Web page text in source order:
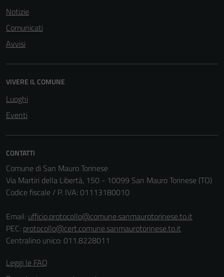
Notizie
Comunicati
Avvisi
VIVERE IL COMUNE
Luoghi
Eventi
CONTATTI
Comune di San Mauro Torinese
Via Martiri della Libertà, 150 - 10099 San Mauro Torinese (TO)
Codice fiscale / P. IVA: 01113180010
Email: ufficio.protocollo@comune.sanmaurotorinese.to.it
PEC: protocollo@cert.comune.sanmaurotorinese.to.it
Centralino unico: 011.8228011
Leggi le FAQ